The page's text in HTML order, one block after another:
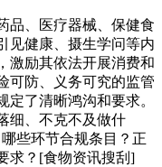
、医疗器械、保健食
见健康、摄生学问等内
激励其依法开展消费和
可防、义务可究的监管
了清晰鸿沟和要求。
细、不克不及做什
些环节合规条目？正
求？[食物资讯搜刮]